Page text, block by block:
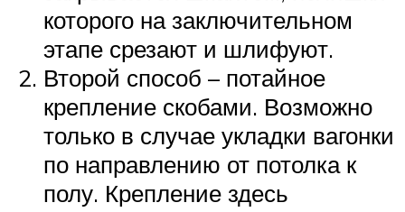
которого на заключительном
этапе срезают и шлифуют.
Второй способ – потайное
крепление скобами. Возможно
только в случае укладки вагонки
по направлению от потолка к
полу. Крепление здесь